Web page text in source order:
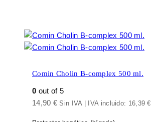
Comin Cholin B-complex 500 ml.
0 out of 5
14,90 € Sin IVA | IVA incluido: 16,39€